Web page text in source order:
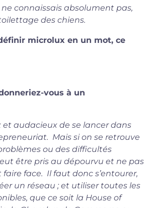
connaissais absolument pas,
des chiens.
microlux en un mot, ce
vous à un
et audacieux de se lancer dans
Mais si on se retrouve
ou des difficultés
être pris au dépourvu et ne pas
face. Il faut donc s’entourer,
un réseau ; et utiliser toutes les
que ce soit la House of